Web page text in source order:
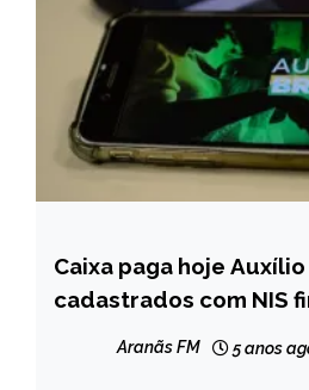
BRASIL
NOTÍCIAS
Caixa paga hoje
cadastrados com NIS
Aranãs FM 5 anos